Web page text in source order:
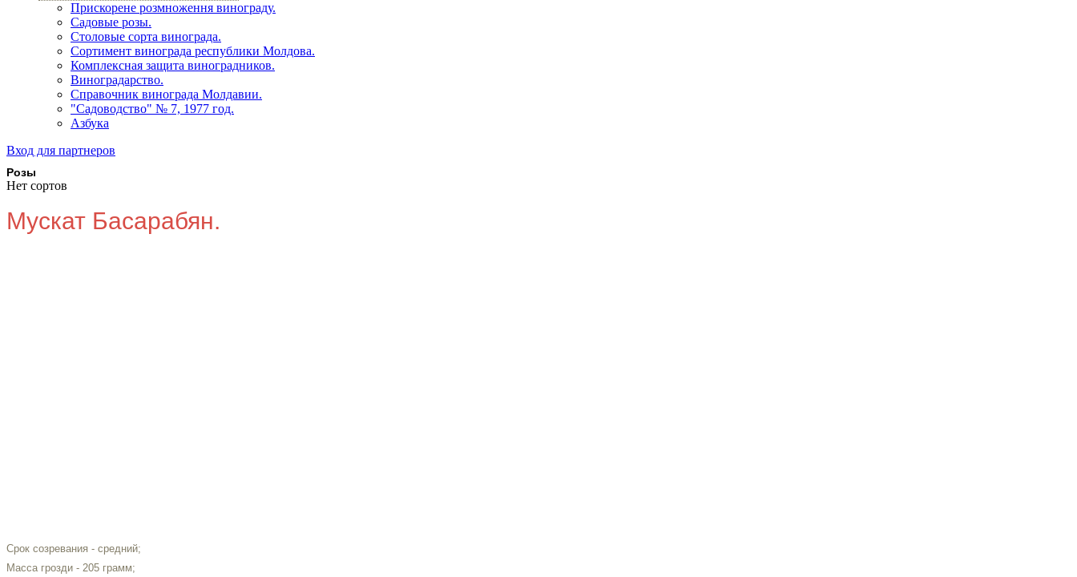
Прискорене розмноження винограду.
Садовые розы.
Столовые сорта винограда.
Сортимент винограда республики Молдова.
Комплексная защита виноградников.
Виноградарство.
Справочник винограда Молдавии.
"Садоводство" № 7, 1977 год.
Азбука
Вход для партнеров
Розы
Нет сортов
Мускат Басарабян.
Срок созревания - средний;
Масса грозди - 205 грамм;